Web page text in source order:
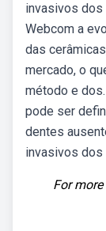
invasivos dos
Webcom a
das
mercado, o
método e
pode ser
dentes
invasivos dos
For